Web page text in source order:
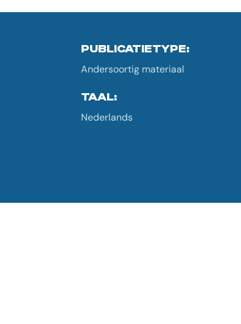
PUBLICATIETYPE:
Andersoortig materiaal
TAAL:
Nederlands